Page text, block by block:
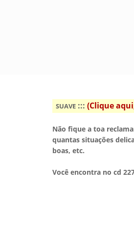
SUAVE ::: (Clique
Não fique a toa
quantas situações
boas, etc.
Você encontra no cd